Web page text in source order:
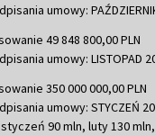
umowy:
49 848 800,00 PLN
umowy: LISTOPAD
350 000 000,00 PLN
umowy: STYCZEŃ
90 mln, luty 130 mln,